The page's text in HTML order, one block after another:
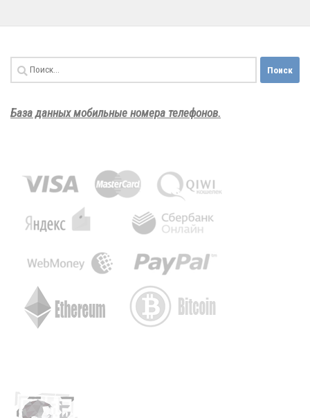
Найти:
База данных мобильные номера телефонов.